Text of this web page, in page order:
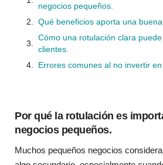
negocios pequeños.
Qué beneficios aporta una
Cómo una rotulación clara
clientes.
Errores comunes al no invertir en
Por qué la rotulación es
negocios pequeños.
Muchos pequeños negocios